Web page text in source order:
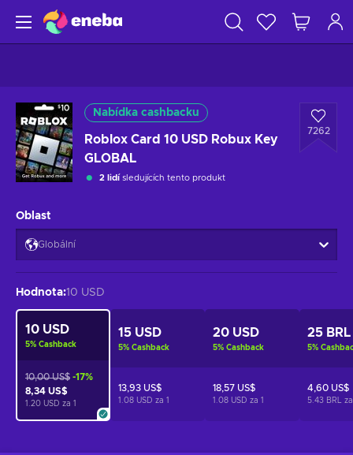
Nabídka cashbacku
Roblox Card 10 USD Robux Key
GLOBAL
2 lidí sledujících tento produkt
7262
Oblast
Globální
Hodnota:10 USD
10 USD
5% Cashback
10,00 US$ -17%
8,34 US$
1.20 USD za 1
15 USD
5% Cashback
13,93 US$
1.08 USD za 1
20 USD
5% Cashback
18,57 US$
1.08 USD za 1
25 BRL
5%
4,60 US$
5.43 BRL